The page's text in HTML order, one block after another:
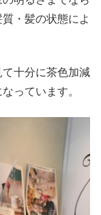
・髪の状態によ
十分に茶色加減
っています。